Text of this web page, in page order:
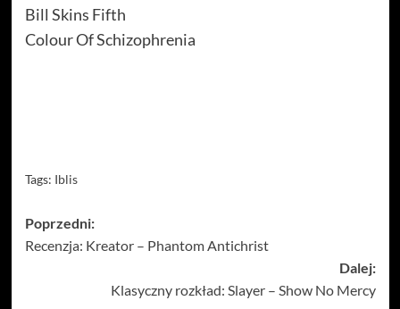
Bill Skins Fifth
Colour Of Schizophrenia
Tags: Iblis
Zobacz
wpisy
Poprzedni:
Recenzja: Kreator – Phantom Antichrist
Dalej:
Klasyczny rozkład: Slayer – Show No Mercy